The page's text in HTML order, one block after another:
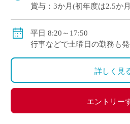
賞与：3か月(初年度は2.5か
交通費：30,000円/月(上限)
平日 8:20～17:50
行事などで土曜日の勤務も
年間休日125日
※年間変形労働時間制
詳しく見
エントリー